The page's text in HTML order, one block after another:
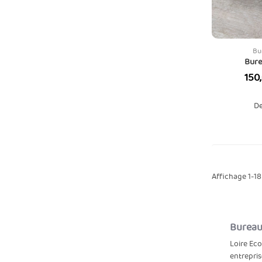
Prix
Affichage 1-
Loire